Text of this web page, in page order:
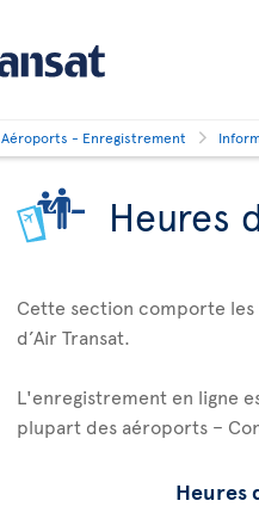
Aéroports - Enregistrement
Heures
Cette section comporte les
d’Air Transat.
L'enregistrement en ligne
plupart des aéroports –
Heures